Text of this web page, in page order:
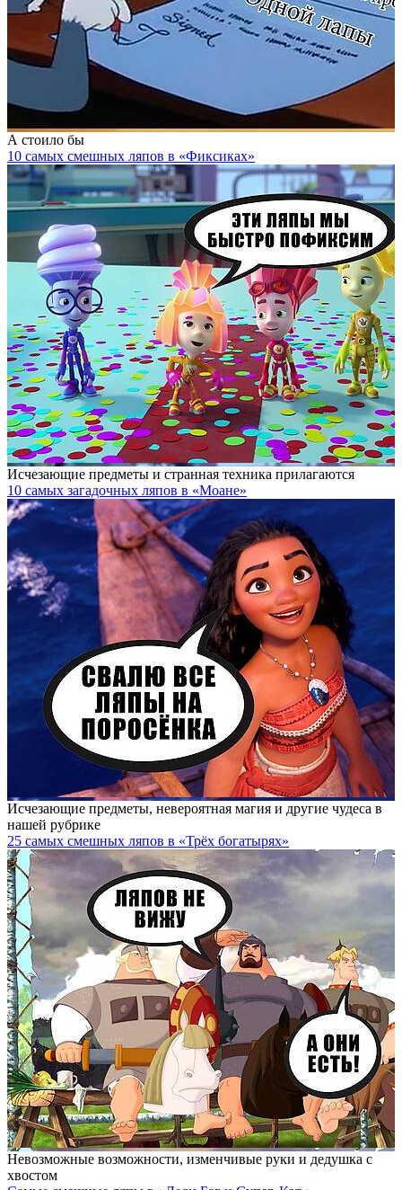
А стоило бы
10 самых смешных ляпов в «Фиксиках»
Исчезающие предметы и странная техника прилагаются
10 самых загадочных ляпов в «Моане»
Исчезающие предметы, невероятная магия и другие чудеса в
нашей рубрике
25 самых смешных ляпов в «Трёх богатырях»
Невозможные возможности, изменчивые руки и дедушка с
хвостом